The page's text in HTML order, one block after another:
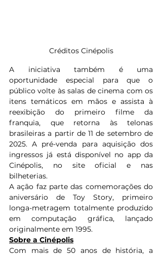
Créditos Cinépolis
A iniciativa também é uma
oportunidade especial para que o
público volte às salas de cinema com os
itens temáticos em mãos e assista à
reexibição do primeiro filme da
franquia, que retorna às telonas
brasileiras a partir de 11 de setembro de
2025. A pré-venda para aquisição dos
ingressos já está disponível no app da
Cinépolis, no site oficial e nas
bilheterias.
A ação faz parte das comemorações do
aniversário de Toy Story, primeiro
longa-metragem totalmente produzido
em computação gráfica, lançado
originalmente em 1995.
Sobre a Cinépolis
Com mais de 50 anos de história, a